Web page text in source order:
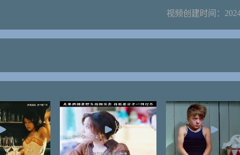
视频创建时间：